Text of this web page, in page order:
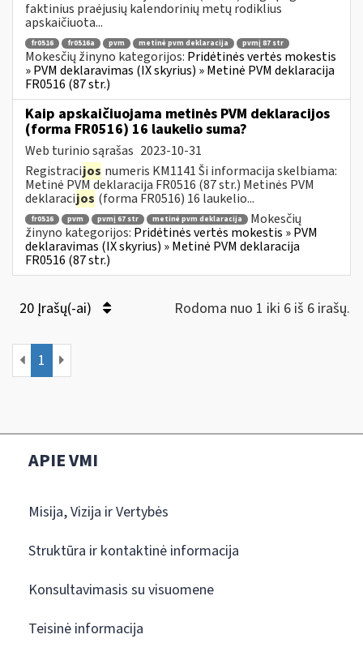
faktinius praėjusių kalendorinių metų rodiklius
apskaičiuota...
fr0516 fr0516a pvm metinė pvm deklaracija pvmį 87 str
Mokesčių žinyno kategorijos: Pridėtinės vertės mokestis
» PVM deklaravimas (IX skyrius) » Metinė PVM deklaracija
FR0516 (87 str.)
Kaip apskaičiuojama metinės PVM deklaracijos
(forma FR0516) 16 laukelio suma?
Web turinio sąrašas 2023-10-31
Registracijos numeris KM1141 Ši informacija skelbiama:
Metinė PVM deklaracija FR0516 (87 str.) Metinės PVM
deklaracijos (forma FR0516) 16 laukelio...
fr0516 pvm pvmį 67 str metinė pvm deklaracija
Mokesčių
žinyno kategorijos: Pridėtinės vertės mokestis » PVM
deklaravimas (IX skyrius) » Metinė PVM deklaracija
FR0516 (87 str.)
20 Įrašų(-ai) Rodoma nuo 1 iki 6 iš 6 irašų.
1
APIE VMI
Misija, Vizija ir Vertybės
Struktūra ir kontaktinė informacija
Konsultavimasis su visuomene
Teisinė informacija